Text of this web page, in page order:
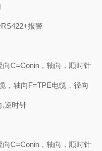
报警
C=Conin，轴向，顺时针
，轴向F=TPE电缆，径向
,逆时针
C=Conin，轴向，顺时针